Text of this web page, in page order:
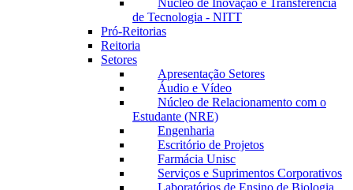
Núcleo de Inovação e Transferência
de Tecnologia - NITT
Pró-Reitorias
Reitoria
Setores
Apresentação Setores
Áudio e Vídeo
Núcleo de Relacionamento com o
Estudante (NRE)
Engenharia
Escritório de Projetos
Farmácia Unisc
Serviços e Suprimentos Corporativos